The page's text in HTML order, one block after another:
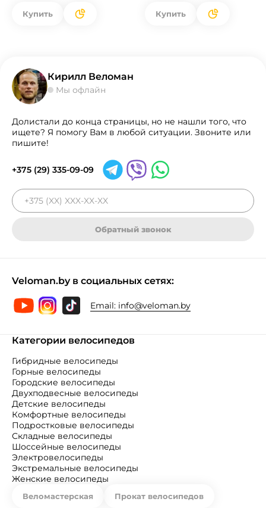
Купить Купить
Кирилл Веломан
Мы офлайн
Долистали до конца страницы, но не нашли того, что
ищете? Я помогу Вам в любой ситуации. Звоните или
пишите!
+375 (29) 335-09-09
Обратный звонок
Veloman.by в социальных сетях:
Email: info@veloman.by
Категории велосипедов
Гибридные велосипеды
Горные велосипеды
Городские велосипеды
Двухподвесные велосипеды
Детские велосипеды
Комфортные велосипеды
Подростковые велосипеды
Складные велосипеды
Шоссейные велосипеды
Электровелосипеды
Экстремальные велосипеды
Женские велосипеды
Веломастерская Прокат велосипедов